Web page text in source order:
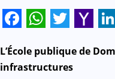
Mail
N
L’École publique de
infrastructures